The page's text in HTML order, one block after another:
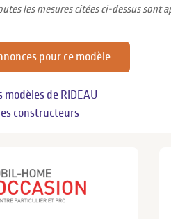
les mesures citées ci-dessus sont
pour ce modèle
modèles de RIDEAU
constructeurs